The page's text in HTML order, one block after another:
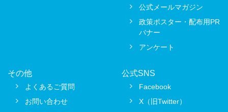
公式メールマガジン
政策ポスター・配布用PR
バナー
アンケート
その他
よくあるご質問
お問い合わせ
公式SNS
Facebook
X（旧Twitter）